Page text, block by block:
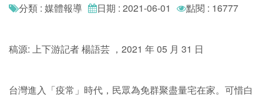
分類 : 媒體報導 日期 : 2021-06-01 點閱 : 16777
稿源: 上下游記者 楊語芸 ，2021 年 05 月 31 日
台灣進入「疫常」時代，民眾為免群聚盡量宅在家。可惜白